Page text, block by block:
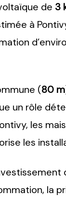
de 3
à
(80 m
un rôle
les
les
la